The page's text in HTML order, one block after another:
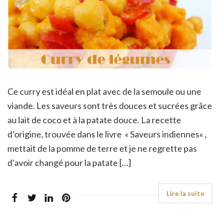
Ce curry est idéal en plat avec de la semoule ou une
viande. Les saveurs sont très douces et sucrées grâce
au lait de coco et à la patate douce. La recette
d’origine, trouvée dans le livre « Saveurs indiennes« ,
mettait de la pomme de terre et je ne regrette pas
d’avoir changé pour la patate […]